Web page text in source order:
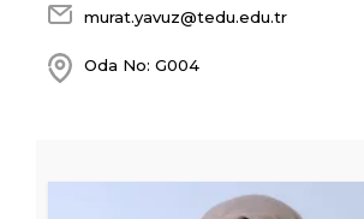
murat.yavuz@tedu.edu.tr
Oda No: G004